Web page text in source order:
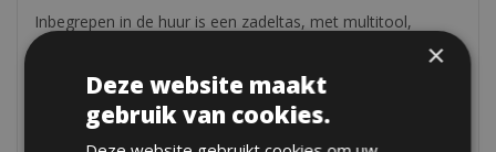
Inbegrepen in de huur is een zadeltas, met multitool,
bandenlichters, minipomp.
Beschikbaar
Pedalen zijn € 3 per dag
Helm € 2 per dag
×
Deze website maakt
gebruik van cookies.